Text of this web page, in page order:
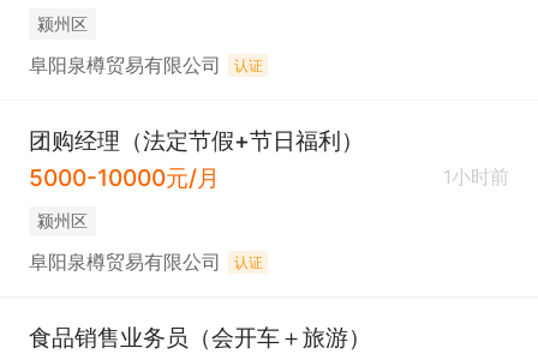
颍州区
阜阳泉樽贸易有限公司 认证
团购经理（法定节假+节日福利）
5000-10000元/月
1小时前
颍州区
阜阳泉樽贸易有限公司 认证
食品销售业务员（会开车＋旅游）